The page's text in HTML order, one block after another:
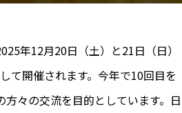
年12月20日（土）と21日（日）
て開催されます。今年で10回目を
々の交流を目的としています。日